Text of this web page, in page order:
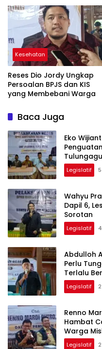
Kesehatan
Reses Dio Jordy Ungkap
Persoalan BPJS dan KIS
yang Membebani Warga
Baca Juga
Eko
Legislatif
Wahyu
Dapil 6,
Sorotan
Legislatif
Abdulloh
Perlu
Terlalu
Legislatif
Renno
Hambat
Warga
Legislatif